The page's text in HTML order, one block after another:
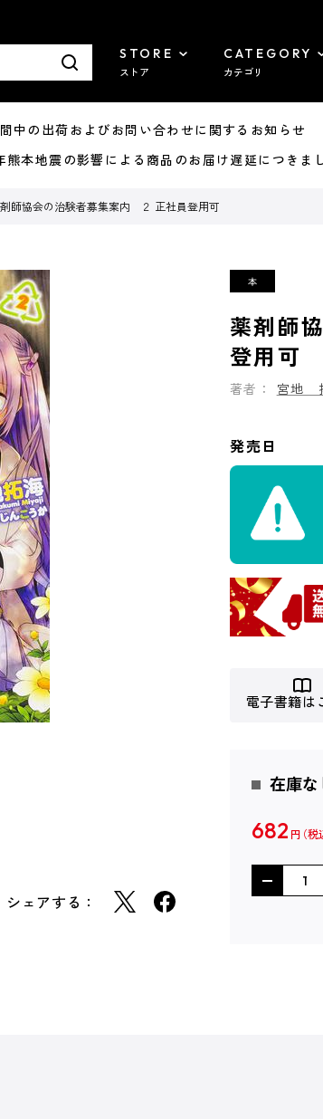
STORE
ストア
CATEGORY
カテゴリ
の出荷およびお問い合わせに関するお知らせ
本地震の影響による商品のお届け遅延につきま
師協会の治験者募集案内 ２ 正社員登用可
シェアする：
薬剤師
登用可
著者： 宮地
発売日
電子書籍は
在庫な
682 円